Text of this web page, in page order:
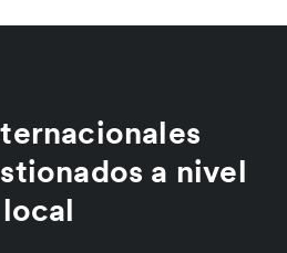
a nivel
local